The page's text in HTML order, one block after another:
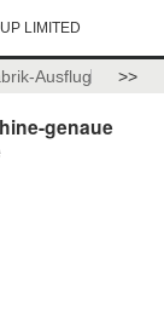
LIMITED
Ausflug >>
genaue